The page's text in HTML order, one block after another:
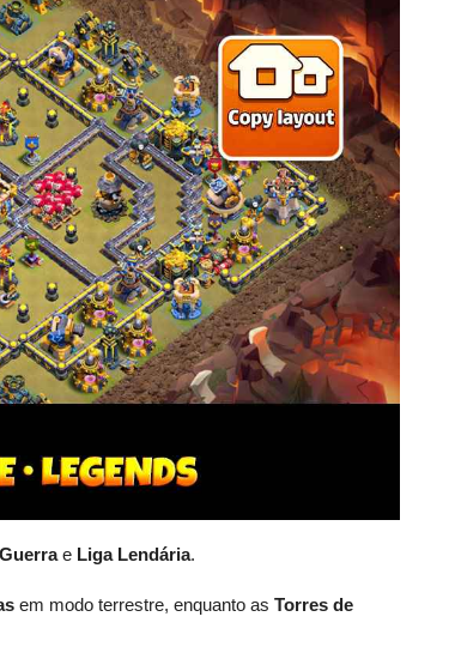
Guerrae Liga Lendária.
em modo terrestre, enquanto as Torres de